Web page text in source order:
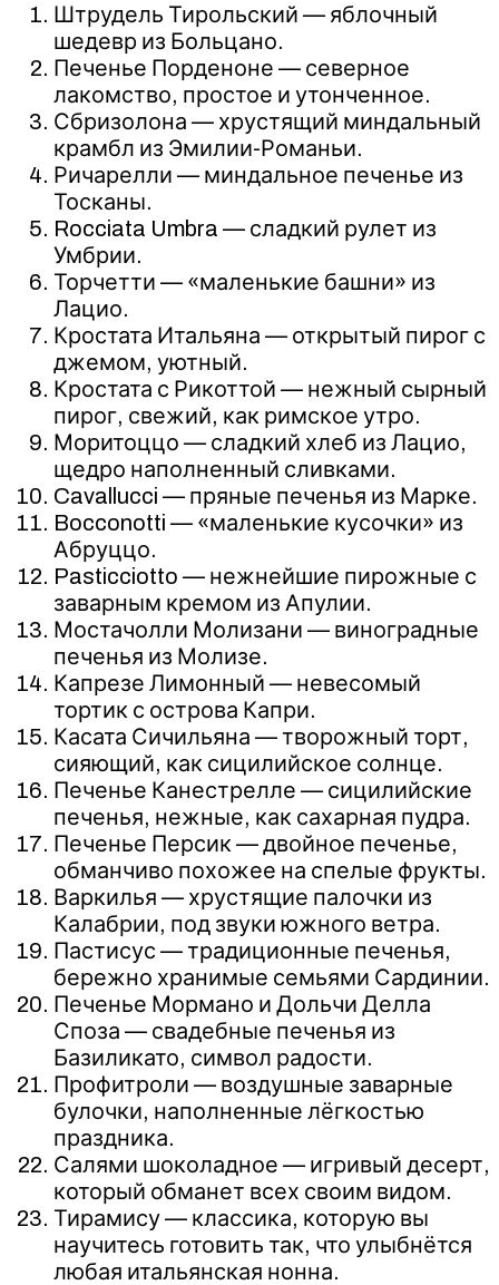
Штрудель Тирольский — яблочный
шедевр из Больцано.
Печенье Порденоне — северное
лакомство, простое и утонченное.
Сбризолона — хрустящий миндальный
крамбл из Эмилии-Романьи.
Ричарелли — миндальное печенье из
Тосканы.
Rocciata Umbra — сладкий рулет из
Умбрии.
Торчетти — «маленькие башни» из
Лацио.
Кростата Итальяна — открытый пирог с
джемом, уютный.
Кростата с Рикоттой — нежный сырный
пирог, свежий, как римское утро.
Моритоццо — сладкий хлеб из Лацио,
щедро наполненный сливками.
Cavallucci — пряные печенья из Марке.
Bocconotti — «маленькие кусочки» из
Абруццо.
Pasticciotto — нежнейшие пирожные с
заварным кремом из Апулии.
Мостачолли Молизани — виноградные
печенья из Молизе.
Капрезе Лимонный — невесомый
тортик с острова Капри.
Касата Сичильяна — творожный торт,
сияющий, как сицилийское солнце.
Печенье Канестрелле — сицилийские
печенья, нежные, как сахарная пудра.
Печенье Персик — двойное печенье,
обманчиво похожее на спелые фрукты.
Варкилья — хрустящие палочки из
Калабрии, под звуки южного ветра.
Пастисус — традиционные печенья,
бережно хранимые семьями Сардинии.
Печенье Мормано и Дольчи Делла
Споза — свадебные печенья из
Базиликато, символ радости.
Профитроли — воздушные заварные
булочки, наполненные лёгкостью
праздника.
Салями шоколадное — игривый десерт,
который обманет всех своим видом.
Тирамису — классика, которую вы
научитесь готовить так, что улыбнётся
любая итальянская нонна.